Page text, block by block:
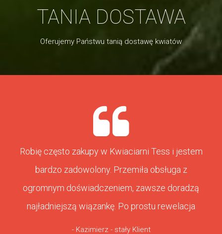
TANIA DOSTAWA
Oferujemy Państwu tanią dostawę kwiatów
Robię często zakupy w Kwiaciarni Tess i jestem
bardzo zadowolony. Przemiła obsługa z
ogromnym doświadczeniem, zawsze doradzą
najładniejszą wiązankę. Po prostu rewelacja
- Kazimierz - stały Klient